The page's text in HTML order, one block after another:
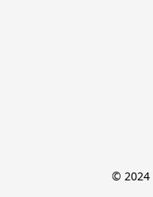
© 2024